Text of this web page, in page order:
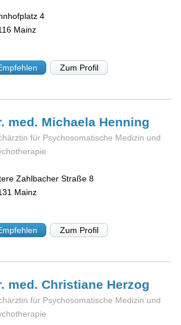
4
Mainz
Zum Profil
med. Michaela Henning
für Psychosomatische Medizin und
Zahlbacher Straße 8
Mainz
Zum Profil
med. Christiane Herzog
für Psychosomatische Medizin und